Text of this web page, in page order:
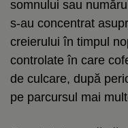
somnului sau
s-au concentrat
creierului în timpul
controlate în care
de culcare, după
pe parcursul mai